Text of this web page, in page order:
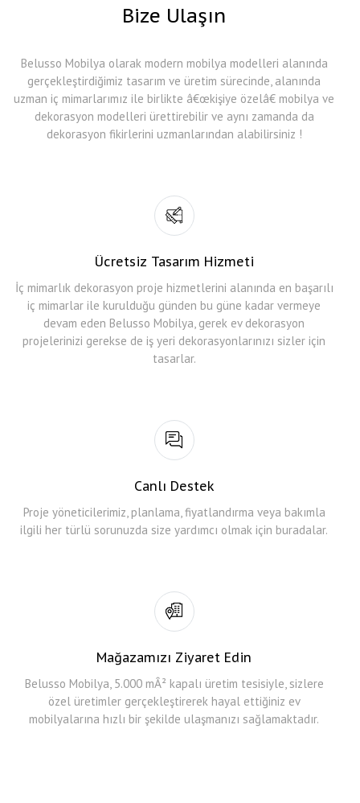
Bize Ulaşın
Belusso Mobilya olarak modern mobilya modelleri alanında
gerçekleştirdiğimiz tasarım ve üretim sürecinde, alanında
uzman iç mimarlarımız ile birlikte â€œkişiye özelâ€ mobilya ve
dekorasyon modelleri ürettirebilir ve aynı zamanda da
dekorasyon fikirlerini uzmanlarından alabilirsiniz !
Ücretsiz Tasarım Hizmeti
İç mimarlık dekorasyon proje hizmetlerini alanında en başarılı
iç mimarlar ile kurulduğu günden bu güne kadar vermeye
devam eden Belusso Mobilya, gerek ev dekorasyon
projelerinizi gerekse de iş yeri dekorasyonlarınızı sizler için
tasarlar.
Canlı Destek
Proje yöneticilerimiz, planlama, fiyatlandırma veya bakımla
ilgili her türlü sorunuzda size yardımcı olmak için buradalar.
Mağazamızı Ziyaret Edin
Belusso Mobilya, 5.000 mÂ² kapalı üretim tesisiyle, sizlere
özel üretimler gerçekleştirerek hayal ettiğiniz ev
mobilyalarına hızlı bir şekilde ulaşmanızı sağlamaktadır.